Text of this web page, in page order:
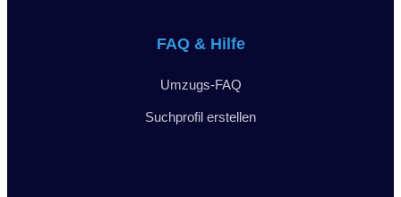
FAQ & Hilfe
Umzugs-FAQ
Suchprofil erstellen